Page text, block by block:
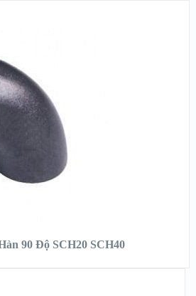
NHANH
CHI TIẾT
90 Độ SCH20 SCH40